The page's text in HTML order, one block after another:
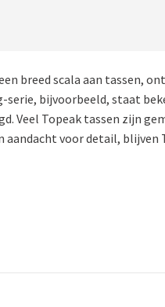
breed scala aan tassen,
bijvoorbeeld, staat
Veel Topeak tassen zijn
voor detail, blijven